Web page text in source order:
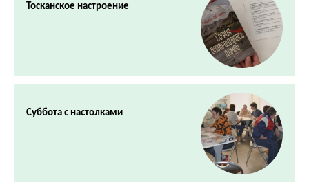
Тосканское настроение
Суббота с настолками